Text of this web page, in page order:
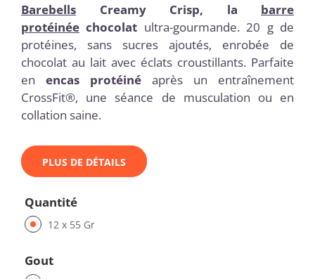
Barebells Creamy Crisp, la barre
protéinée chocolat ultra-gourmande. 20 g de
protéines, sans sucres ajoutés, enrobée de
chocolat au lait avec éclats croustillants. Parfaite
en encas protéiné après un entraînement
CrossFit®, une séance de musculation ou en
collation saine.
PLUS DE DÉTAILS
Quantité
12 x 55 Gr
Gout